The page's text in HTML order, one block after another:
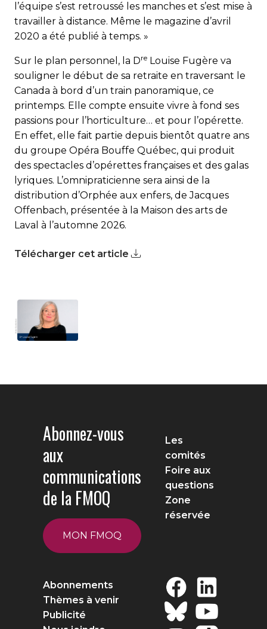
l’équipe s’est retroussé les manches et s’est mise à
travailler à distance. Même le magazine d’avril
2020 a été publié à temps. »
Sur le plan personnel, la Dre Louise Fugère va
souligner le début de sa retraite en traversant le
Canada à bord d’un train panoramique, ce
printemps. Elle compte ensuite vivre à fond ses
passions pour l’horticulture… et pour l’opérette.
En effet, elle fait partie depuis bientôt quatre ans
du groupe Opéra Bouffe Québec, qui produit
des spectacles d’opérettes françaises et des galas
lyriques. L’omnipraticienne sera ainsi de la
distribution d’Orphée aux enfers, de Jacques
Offenbach, présentée à la Maison des arts de
Laval à l’automne 2026.
Télécharger cet article
Abonnez-vous
aux
communications
de la FMOQ
MON FMOQ
Les
comités
Foire aux
questions
Zone
réservée
Abonnements
Thèmes à venir
Publicité